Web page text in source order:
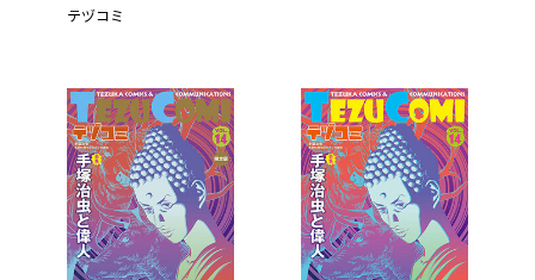
テヅコミ